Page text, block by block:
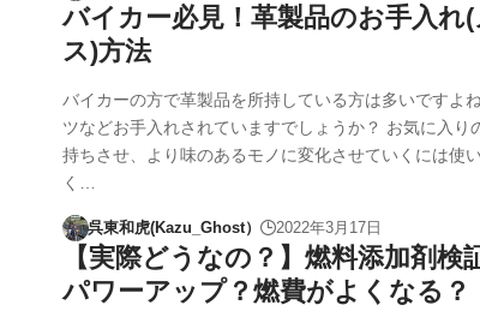
バイカー必見！革製品のお手入れ
ス)方法
バイカーの方で革製品を所持している方は多いですよ
ツなどお手入れされていますでしょうか？ お気に入り
持ちさせ、より味のあるモノに変化させていくには使
く…
呉東和虎(Kazu_Ghost） 2022年3月17日
【実際どうなの？】燃料添加剤検
パワーアップ？燃費がよくなる？